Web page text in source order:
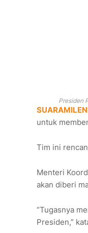
Presiden
untuk
Tim ini
Menteri
akan diberi
“Tugasnya
Presiden,”